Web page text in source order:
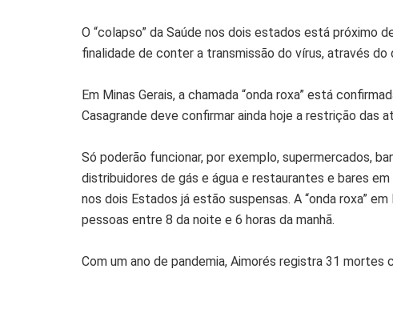
O “colapso” da Saúde nos dois estados está próximo
finalidade de conter a transmissão do vírus, através
Em Minas Gerais, a chamada “onda roxa” está
Casagrande deve confirmar ainda hoje a restrição das
Só poderão funcionar, por exemplo, supermercados,
distribuidores de gás e água e restaurantes e bares
nos dois Estados já estão suspensas. A “onda roxa”
pessoas entre 8 da noite e 6 horas da manhã.
Com um ano de pandemia, Aimorés registra 31 mortes